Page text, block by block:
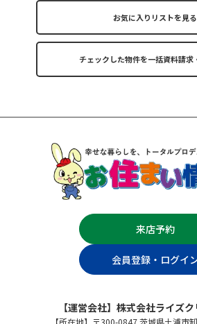
お気に入りリストを見る
来店予約
会員登録・ログイ
【運営会社】株式会社ライズ